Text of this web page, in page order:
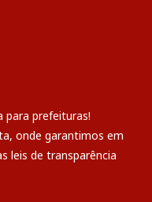
para prefeituras!
onde garantimos em
leis de transparência